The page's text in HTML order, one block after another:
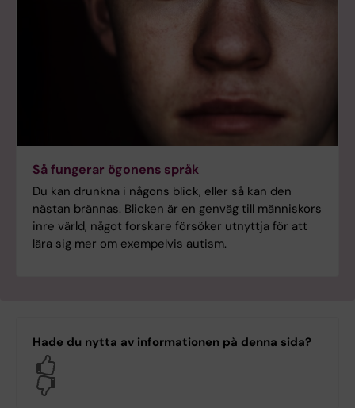
Så fungerar ögonens språk
Du kan drunkna i någons blick, eller så kan den
nästan brännas. Blicken är en genväg till människors
inre värld, något forskare försöker utnyttja för att
lära sig mer om exempelvis autism.
Hade du nytta av informationen på denna sida?